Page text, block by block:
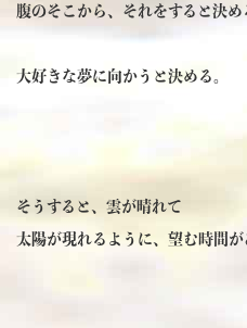
腹のそこから、それをすると決め
大好きな夢に向かうと決める。
そうすると、雲が晴れて
太陽が現れるように、望む時間が